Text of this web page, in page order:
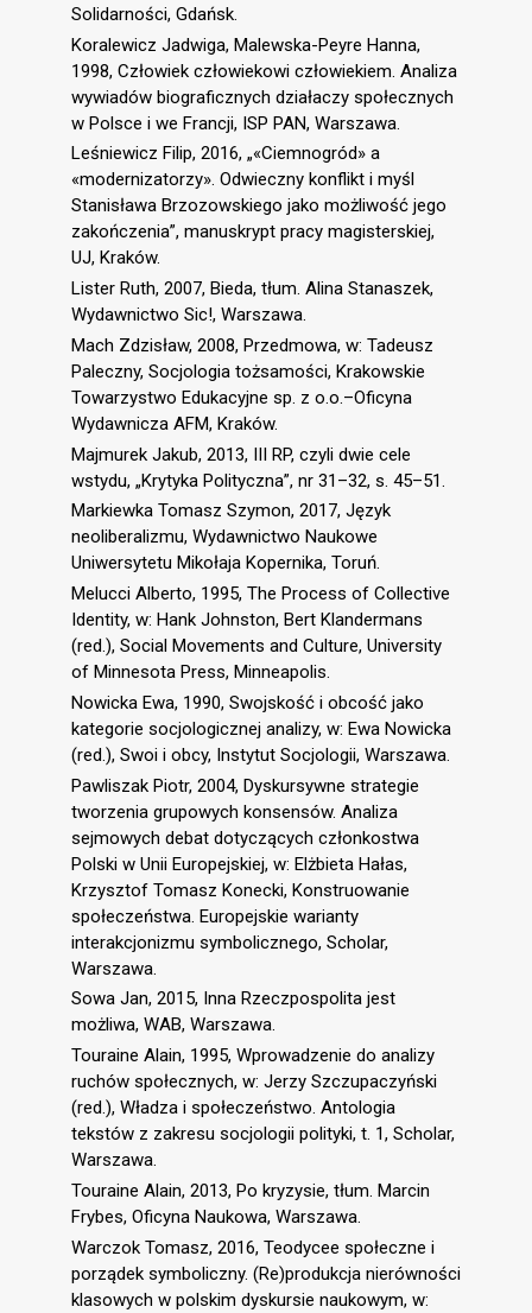
Solidarności, Gdańsk.
Koralewicz Jadwiga, Malewska-Peyre Hanna,
1998, Człowiek człowiekowi człowiekiem. Analiza
wywiadów biograficznych działaczy społecznych
w Polsce i we Francji, ISP PAN, Warszawa.
Leśniewicz Filip, 2016, „«Ciemnogród» a
«modernizatorzy». Odwieczny konflikt i myśl
Stanisława Brzozowskiego jako możliwość jego
zakończenia”, manuskrypt pracy magisterskiej,
UJ, Kraków.
Lister Ruth, 2007, Bieda, tłum. Alina Stanaszek,
Wydawnictwo Sic!, Warszawa.
Mach Zdzisław, 2008, Przedmowa, w: Tadeusz
Paleczny, Socjologia tożsamości, Krakowskie
Towarzystwo Edukacyjne sp. z o.o.–Oficyna
Wydawnicza AFM, Kraków.
Majmurek Jakub, 2013, III RP, czyli dwie cele
wstydu, „Krytyka Polityczna”, nr 31–32, s. 45–51.
Markiewka Tomasz Szymon, 2017, Język
neoliberalizmu, Wydawnictwo Naukowe
Uniwersytetu Mikołaja Kopernika, Toruń.
Melucci Alberto, 1995, The Process of Collective
Identity, w: Hank Johnston, Bert Klandermans
(red.), Social Movements and Culture, University
of Minnesota Press, Minneapolis.
Nowicka Ewa, 1990, Swojskość i obcość jako
kategorie socjologicznej analizy, w: Ewa Nowicka
(red.), Swoi i obcy, Instytut Socjologii, Warszawa.
Pawliszak Piotr, 2004, Dyskursywne strategie
tworzenia grupowych konsensów. Analiza
sejmowych debat dotyczących członkostwa
Polski w Unii Europejskiej, w: Elżbieta Hałas,
Krzysztof Tomasz Konecki, Konstruowanie
społeczeństwa. Europejskie warianty
interakcjonizmu symbolicznego, Scholar,
Warszawa.
Sowa Jan, 2015, Inna Rzeczpospolita jest
możliwa, WAB, Warszawa.
Touraine Alain, 1995, Wprowadzenie do analizy
ruchów społecznych, w: Jerzy Szczupaczyński
(red.), Władza i społeczeństwo. Antologia
tekstów z zakresu socjologii polityki, t. 1, Scholar,
Warszawa.
Touraine Alain, 2013, Po kryzysie, tłum. Marcin
Frybes, Oficyna Naukowa, Warszawa.
Warczok Tomasz, 2016, Teodycee społeczne i
porządek symboliczny. (Re)produkcja nierówności
klasowych w polskim dyskursie naukowym, w: